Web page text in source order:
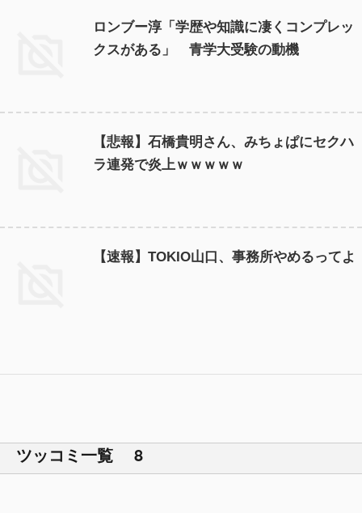
ロンブー淳「学歴や知識に凄くコンプレッ
クスがある」 青学大受験の動機
【悲報】石橋貴明さん、みちょぱにセクハ
ラ連発で炎上ｗｗｗｗｗ
【速報】TOKIO山口、事務所やめるってよ
ツッコミ一覧 8